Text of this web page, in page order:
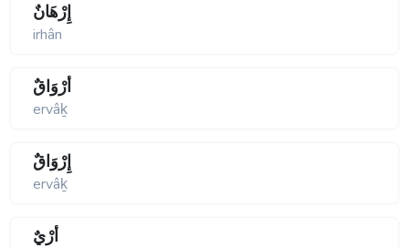
إِرْهَانٌ
irhân
أَرْوَاقٌ
ervâḵ
إِرْوَاقٌ
ervâḵ
أَرْيٌ